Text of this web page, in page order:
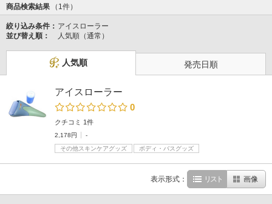
商品検索結果 （1件）
絞り込み条件： アイスローラー
並び替え順：
人気順（通常）
人気順 発売日順
アイスローラー
0
クチコミ 1件
2,178円
-
その他スキンケアグッズ
ボディ・バスグッズ
表示形式： リスト 画像